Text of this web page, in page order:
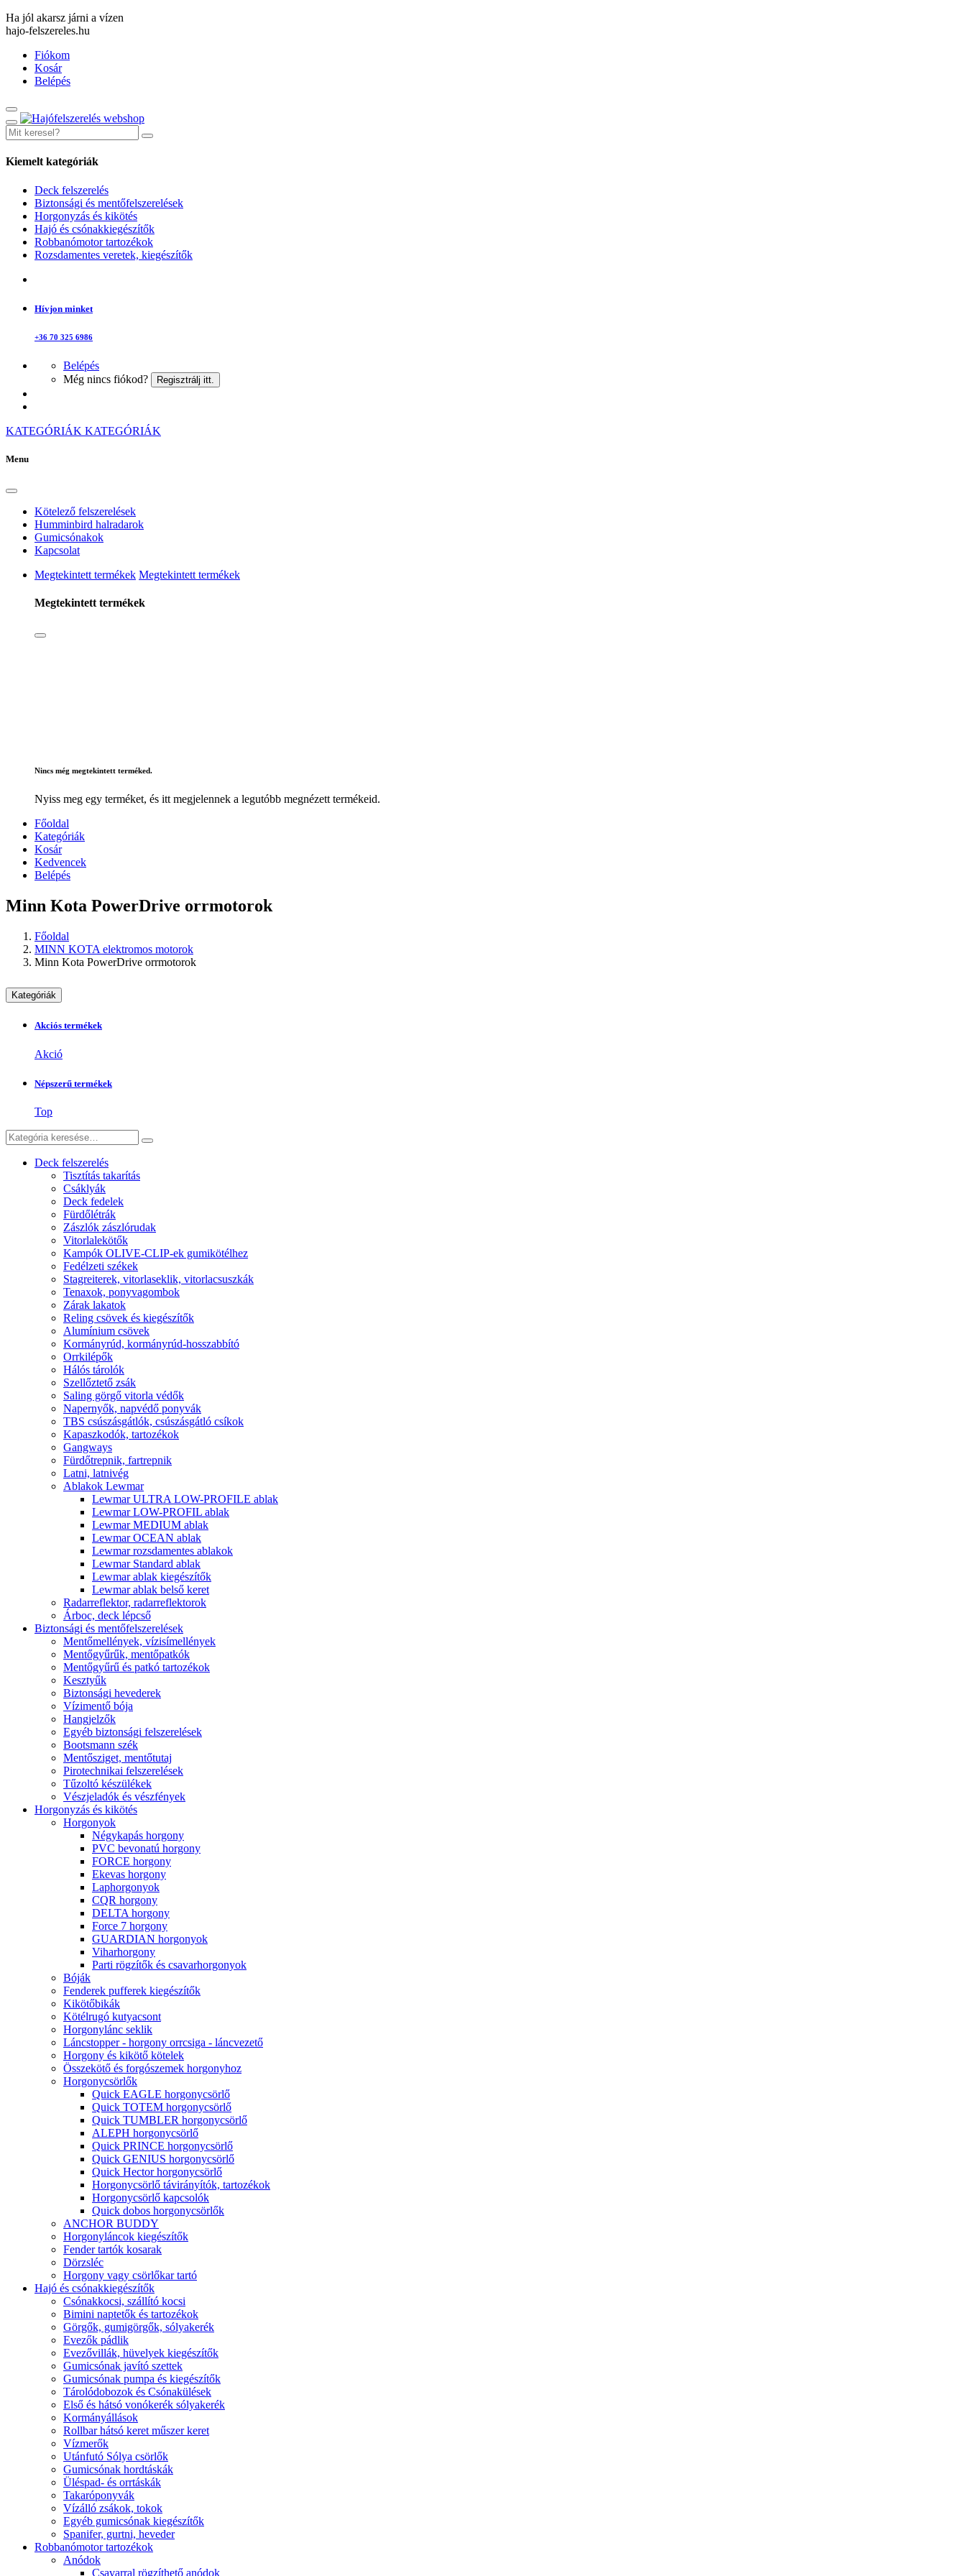
Ha jól akarsz járni a vízen
hajo-felszereles.hu
Fiókom
Kosár
Belépés
Kiemelt kategóriák
Deck felszerelés
Biztonsági és mentőfelszerelések
Horgonyzás és kikötés
Hajó és csónakkiegészítők
Robbanómotor tartozékok
Rozsdamentes veretek, kiegészítők
Hívjon minket
+36 70 325 6986
Belépés
Még nincs fiókod?
Regisztrálj itt.
KATEGÓRIÁK KATEGÓRIÁK
Menu
Kötelező felszerelések
Humminbird halradarok
Gumicsónakok
Kapcsolat
Megtekintett termékek Megtekintett termékek
Megtekintett termékek
Nincs még megtekintett terméked.
Nyiss meg egy terméket, és itt megjelennek a legutóbb megnézett termékeid.
Főoldal
Kategóriák
Kosár
Kedvencek
Belépés
Minn Kota PowerDrive orrmotorok
Főoldal
MINN KOTA elektromos motorok
Minn Kota PowerDrive orrmotorok
Kategóriák
Akciós termékek
Akció
Népszerű termékek
Top
Deck felszerelés
Tisztítás takarítás
Csáklyák
Deck fedelek
Fürdőlétrák
Zászlók zászlórudak
Vitorlalekötők
Kampók OLIVE-CLIP-ek gumikötélhez
Fedélzeti székek
Stagreiterek, vitorlaseklik, vitorlacsuszkák
Tenaxok, ponyvagombok
Zárak lakatok
Reling csövek és kiegészítők
Alumínium csövek
Kormányrúd, kormányrúd-hosszabbító
Orrkilépők
Hálós tárolók
Szellőztető zsák
Saling görgő vitorla védők
Napernyők, napvédő ponyvák
TBS csúszásgátlók, csúszásgátló csíkok
Kapaszkodók, tartozékok
Gangways
Fürdőtrepnik, fartrepnik
Latni, latnivég
Ablakok Lewmar
Lewmar ULTRA LOW-PROFILE ablak
Lewmar LOW-PROFIL ablak
Lewmar MEDIUM ablak
Lewmar OCEAN ablak
Lewmar rozsdamentes ablakok
Lewmar Standard ablak
Lewmar ablak kiegészítők
Lewmar ablak belső keret
Radarreflektor, radarreflektorok
Árboc, deck lépcső
Biztonsági és mentőfelszerelések
Mentőmellények, vízisímellények
Mentőgyűrűk, mentőpatkók
Mentőgyűrű és patkó tartozékok
Kesztyűk
Biztonsági hevederek
Vízimentő bója
Hangjelzők
Egyéb biztonsági felszerelések
Bootsmann szék
Mentősziget, mentőtutaj
Pirotechnikai felszerelések
Tűzoltó készülékek
Vészjeladók és vészfények
Horgonyzás és kikötés
Horgonyok
Négykapás horgony
PVC bevonatú horgony
FORCE horgony
Ekevas horgony
Laphorgonyok
CQR horgony
DELTA horgony
Force 7 horgony
GUARDIAN horgonyok
Viharhorgony
Parti rögzítők és csavarhorgonyok
Bóják
Fenderek pufferek kiegészítők
Kikötőbikák
Kötélrugó kutyacsont
Horgonylánc seklik
Láncstopper - horgony orrcsiga - láncvezető
Horgony és kikötő kötelek
Összekötő és forgószemek horgonyhoz
Horgonycsörlők
Quick EAGLE horgonycsörlő
Quick TOTEM horgonycsörlő
Quick TUMBLER horgonycsörlő
ALEPH horgonycsörlő
Quick PRINCE horgonycsörlő
Quick GENIUS horgonycsörlő
Quick Hector horgonycsörlő
Horgonycsörlő távirányítók, tartozékok
Horgonycsörlő kapcsolók
Quick dobos horgonycsörlők
ANCHOR BUDDY
Horgonyláncok kiegészítők
Fender tartók kosarak
Dörzsléc
Horgony vagy csörlőkar tartó
Hajó és csónakkiegészítők
Csónakkocsi, szállító kocsi
Bimini naptetők és tartozékok
Görgők, gumigörgők, sólyakerék
Evezők pádlik
Evezővillák, hüvelyek kiegészítők
Gumicsónak javító szettek
Gumicsónak pumpa és kiegészítők
Tárolódobozok és Csónakülések
Első és hátsó vonókerék sólyakerék
Kormányállások
Rollbar hátsó keret műszer keret
Vízmerők
Utánfutó Sólya csörlők
Gumicsónak hordtáskák
Üléspad- és orrtáskák
Takaróponyvák
Vízálló zsákok, tokok
Egyéb gumicsónak kiegészítők
Spanifer, gurtni, heveder
Robbanómotor tartozékok
Anódok
Csavarral rögzíthető anódok